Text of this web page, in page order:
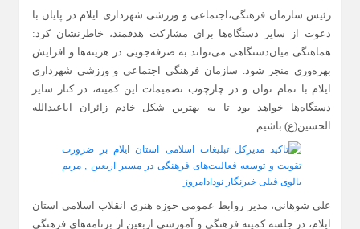
رئیس سازمان فرهنگی،اجتماعی و ورزشی شهرداری ایلام در پایان با
دعوت از سایر دستگاه‌ها برای مشارکت هدفمند، خاطرنشان کرد:
هماهنگی میان‌دستگاهی می‌تواند به صرفه‌جویی در هزینه‌ها و افزایش
بهره‌وری منجر شود. سازمان فرهنگی اجتماعی و ورزشی شهرداری
ایلام با تمام توان و در چارچوب تصمیمات این کمیته، در کنار سایر
دستگاه‌ها خواهد بود تا به بهترین شکل خادم زائران اباعبدالله
الحسین(ع) باشیم.
علی شوهانی، مدیر روابط عمومی حوزه هنری انقلاب اسلامی استان
ایلام، در جلسه کمیته فرهنگی و آموزشی اربعین از برنامه‌های فرهنگی